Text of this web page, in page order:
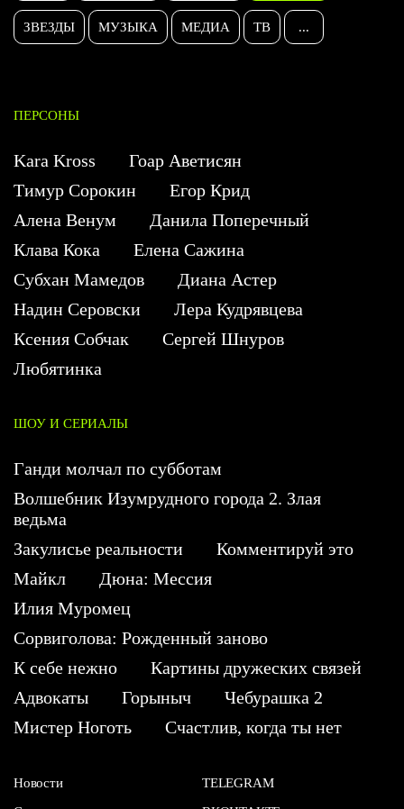
ЗВЕЗДЫ МУЗЫКА МЕДИА ТВ ...
ПЕРСОНЫ
Kara Kross
Гоар Аветисян
Тимур Сорокин
Егор Крид
Алена Венум
Данила Поперечный
Клава Кока
Елена Сажина
Субхан Мамедов
Диана Астер
Надин Серовски
Лера Кудрявцева
Ксения Собчак
Сергей Шнуров
Любятинка
ШОУ И СЕРИАЛЫ
Ганди молчал по субботам
Волшебник Изумрудного города 2. Злая
ведьма
Закулисье реальности
Комментируй это
Майкл
Дюна: Мессия
Илия Муромец
Сорвиголова: Рожденный заново
К себе нежно
Картины дружеских связей
Адвокаты
Горыныч
Чебурашка 2
Мистер Ноготь
Счастлив, когда ты нет
Новости
TELEGRAM